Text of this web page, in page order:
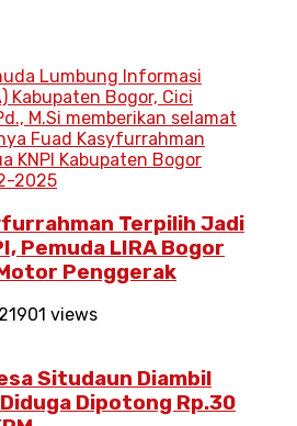
Terpilih Jadi
Pemuda LIRA Bogor
Penggerak
21901 views
Situdaun Diambil
Dipotong Rp.30